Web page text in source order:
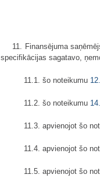
11. Finansējuma
specifikācijas sagatavo,
11.1. šo noteikumu
11.2. šo noteikumu
11.3. apvienojot šo
11.4. apvienojot šo
11.5. apvienojot šo